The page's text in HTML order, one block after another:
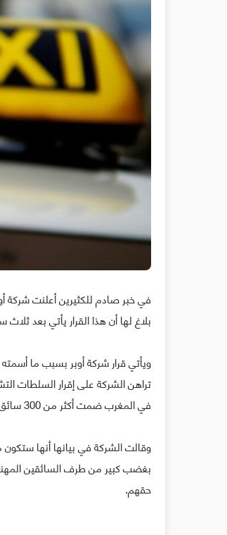
بلاغ لها أن هذا القرار يأتي بعد
تراهن الشركة على إقرار السلطات
في المغرب ضمت أكثر من 300 سائق و19 ألف مستفيد من خدمتها.
وقالت الشركة في بيانها أنها
بغضب كبير من طرف السائقين
حقهم.